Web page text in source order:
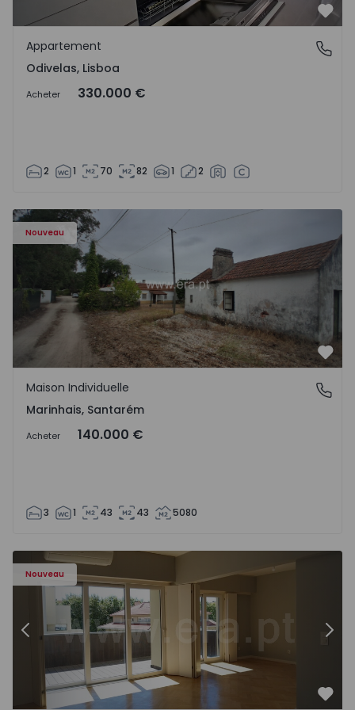
Odivelas, Lisboa
Appartement
Odivelas, Lisboa
Acheter 330.000 €
2 1 70 82 1 2
Nouveau
Appartement T3 Salvaterra de Magos, Marinhais -
Marinhais, Santarém
Maison Individuelle
Marinhais, Santarém
Acheter 140.000 €
3 1 43 43 5080
Nouveau
Appartement T3 Porto, Foz - 1536983 - 12
Précédent